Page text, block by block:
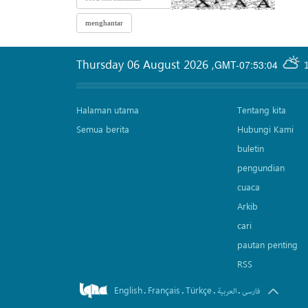
GMT-07:53:04
Thursday 06 August 2026 ,
Halaman utama
Semua berita
Tentang kita
Hubungi Kami
buletin
pengundian
cuaca
Arkib
cari
pautan penting
RSS
English. Français.Türkçe. العربیة.فارسی